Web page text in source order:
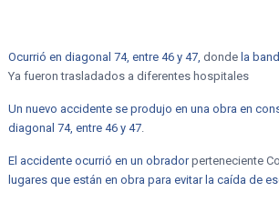
Ocurrió en diagonal 74, entre 46 y 47, donde la
Ya fueron trasladados a diferentes hospitales
Un nuevo accidente se produjo en una obra en
diagonal 74, entre 46 y 47.
El accidente ocurrió en un obradorperteneciente
lugares que están en obra para evitar la caída de